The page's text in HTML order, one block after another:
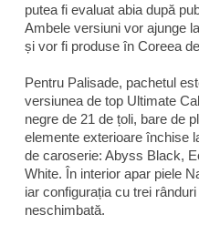
putea fi evaluat abia după
Ambele versiuni vor ajunge
și vor fi produse în Coreea
Pentru Palisade, pachetul
versiunea de top Ultimate
negre de 21 de țoli, bare de
elemente exterioare închise
de caroserie: Abyss Black,
White. În interior apar piele
iar configurația cu trei
neschimbată.